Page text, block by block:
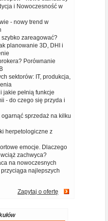
i Nowoczesność w
- nowy trend w
zareagować?
planowanie 3D, DHI i
Porównanie
sektorów: IT, produkcja,
jakie pełnią funkcje
- do czego się przyda i
sprzedaż na kilku
herpetologiczne z
emocje. Dlaczego
zachwyca?
na nowoczesnych
najlepszych
Zapytaj o ofertę